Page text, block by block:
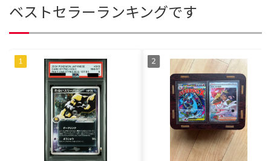
ベストセラーランキングです